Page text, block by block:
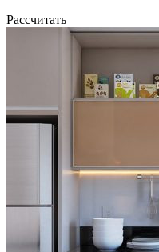
Рассчитать